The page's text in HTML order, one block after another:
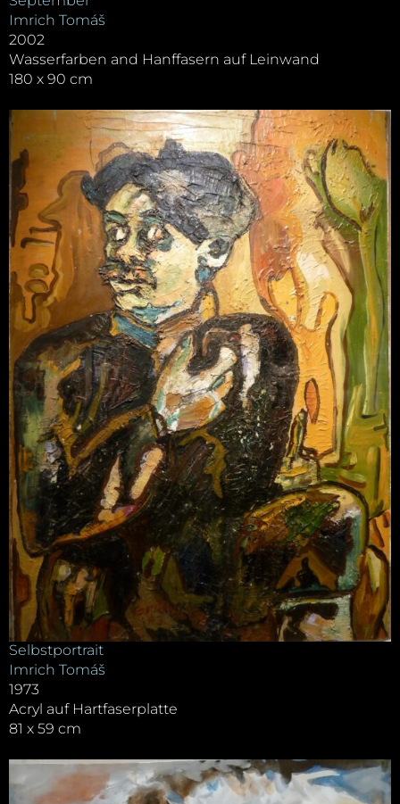
Imrich Tomáš
2002
Wasserfarben and Hanffasern auf Leinwand
180 x 90 cm
Selbstportrait
Imrich Tomáš
1973
Acryl auf Hartfaserplatte
81 x 59 cm